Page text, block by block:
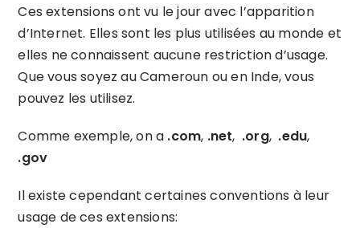
Ces extensions ont vu le jour avec l’apparition
d’Internet. Elles sont les plus utilisées au monde et
elles ne connaissent aucune restriction d’usage.
Que vous soyez au Cameroun ou en Inde, vous
pouvez les utilisez.
Comme exemple, on a .com, .net, .org, .edu,
.gov
Il existe cependant certaines conventions à leur
usage de ces extensions: